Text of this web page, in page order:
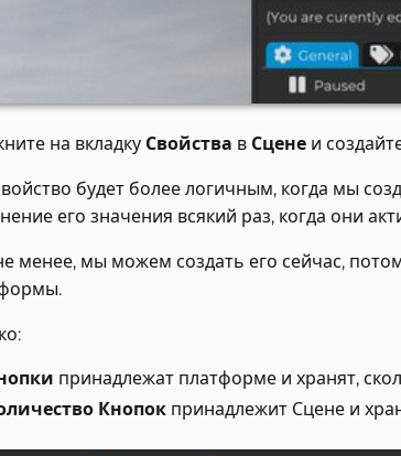
на вкладку Свойства в Сцене и
будет более логичным, когда мы
его значения всякий раз, когда они
менее, мы можем создать его сейчас,
принадлежат платформе и хранят,
Кнопок принадлежит Сцене и